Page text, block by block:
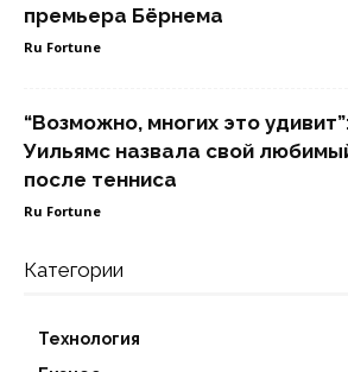
премьера Бёрнема
Ru Fortune
“Возможно, многих это
Уильямс назвала свой
после тенниса
Ru Fortune
Категории
Технология